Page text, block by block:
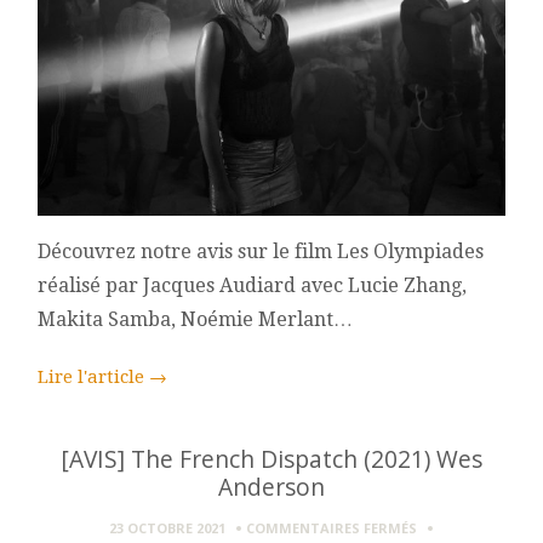
Découvrez notre avis sur le film Les Olympiades
réalisé par Jacques Audiard avec Lucie Zhang,
Makita Samba, Noémie Merlant…
Lire l'article →
[AVIS] The French Dispatch (2021) Wes
Anderson
23 OCTOBRE 2021 COMMENTAIRES FERMÉSSUR